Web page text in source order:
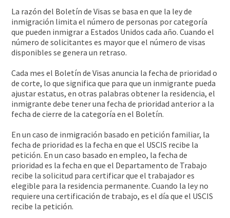
La razón del Boletín de Visas se basa en que la ley de
inmigración limita el número de personas por categoría
que pueden inmigrar a Estados Unidos cada año. Cuando el
número de solicitantes es mayor que el número de visas
disponibles se genera un retraso.
Cada mes el Boletín de Visas anuncia la fecha de prioridad o
de corte, lo que significa que para que un inmigrante pueda
ajustar estatus, en otras palabras obtener la residencia, el
inmigrante debe tener una fecha de prioridad anterior a la
fecha de cierre de la categoría en el Boletín.
En un caso de inmigración basado en petición familiar, la
fecha de prioridad es la fecha en que el USCIS recibe la
petición. En un caso basado en empleo, la fecha de
prioridad es la fecha en que el Departamento de Trabajo
recibe la solicitud para certificar que el trabajador es
elegible para la residencia permanente. Cuando la ley no
requiere una certificación de trabajo, es el día que el USCIS
recibe la petición.